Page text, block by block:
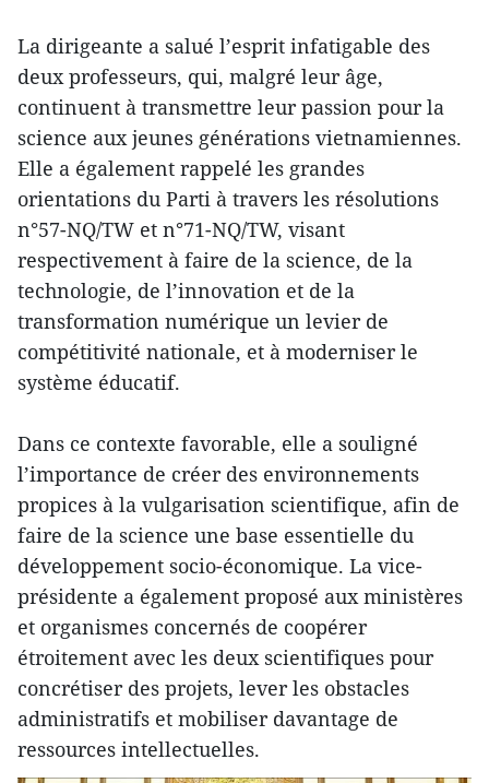
La dirigeante a salué l’esprit infatigable des
deux professeurs, qui, malgré leur âge,
continuent à transmettre leur passion pour la
science aux jeunes générations vietnamiennes.
Elle a également rappelé les grandes
orientations du Parti à travers les résolutions
n°57-NQ/TW et n°71-NQ/TW, visant
respectivement à faire de la science, de la
technologie, de l’innovation et de la
transformation numérique un levier de
compétitivité nationale, et à moderniser le
système éducatif.
Dans ce contexte favorable, elle a souligné
l’importance de créer des environnements
propices à la vulgarisation scientifique, afin de
faire de la science une base essentielle du
développement socio-économique. La vice-
présidente a également proposé aux ministères
et organismes concernés de coopérer
étroitement avec les deux scientifiques pour
concrétiser des projets, lever les obstacles
administratifs et mobiliser davantage de
ressources intellectuelles.